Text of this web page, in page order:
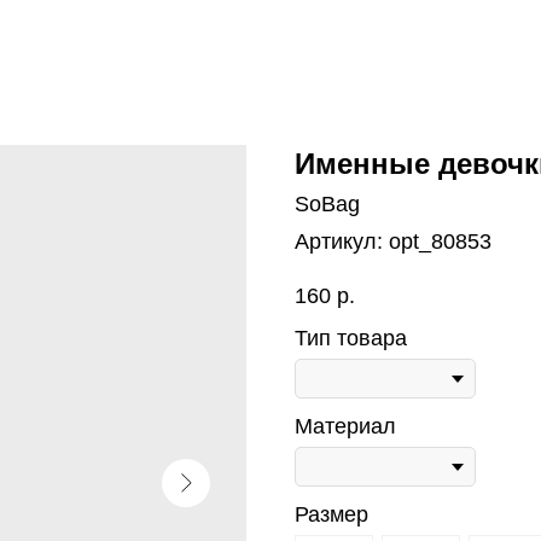
Именные
SoBag
Артикул: opt_80853
160 р.
Тип товара
Материал
Размер